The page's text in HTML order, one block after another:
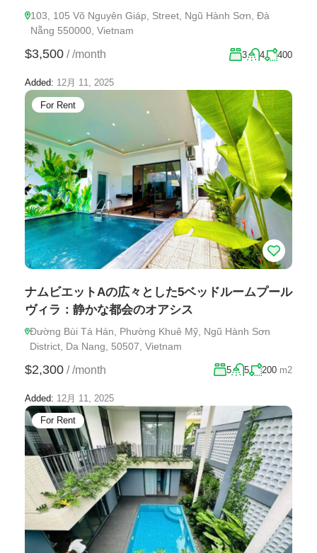
103, 105 Võ Nguyên Giáp, Street, Ngũ Hành Sơn, Đà
Nẵng 550000, Vietnam
$3,500 / /month 3 4 400
Added: 12月 11, 2025
For Rent
ナムビエットAの広々とした5ベッドルームプール
ヴィラ：静かな都会のオアシス
Đường Bùi Tá Hán, Phường Khuê Mỹ, Ngũ Hành Sơn
District, Da Nang, 50507, Vietnam
$2,300 / /month 5 5 200 m2
Added: 12月 11, 2025
For Rent